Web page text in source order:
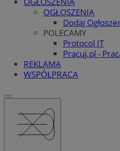
OGŁOSZENIA
Dodaj
POLECAMY
Protocol IT
Pracuj.pl -
REKLAMA
WSPÓŁPRACA